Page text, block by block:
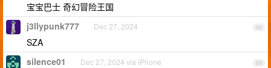
宝宝巴士 奇幻冒险王国
88
j3llypunk777 Dec 27, 2024
SZA
89
silence01 Dec 27, 2024 via iPhone